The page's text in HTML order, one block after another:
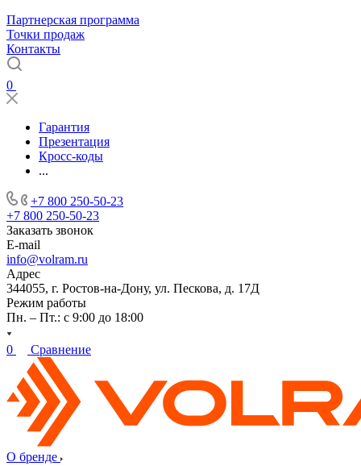
Партнерская программа
Точки продаж
Контакты
0
Гарантия
Презентация
Кросс-коды
...
+7 800 250-50-23
+7 800 250-50-23
Заказать звонок
E-mail
info@volram.ru
Адрес
344055, г. Ростов-на-Дону, ул. Пескова, д. 17Д
Режим работы
Пн. – Пт.: с 9:00 до 18:00
0 Сравнение
О бренде